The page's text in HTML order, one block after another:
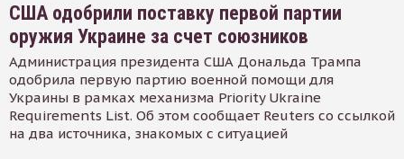
США одобрили поставку первой партии
оружия Украине за счет союзников
Администрация президента США Дональда Трампа
одобрила первую партию военной помощи для
Украины в рамках механизма Priority Ukraine
Requirements List. Об этом сообщает Reuters со ссылкой
на два источника, знакомых с ситуацией